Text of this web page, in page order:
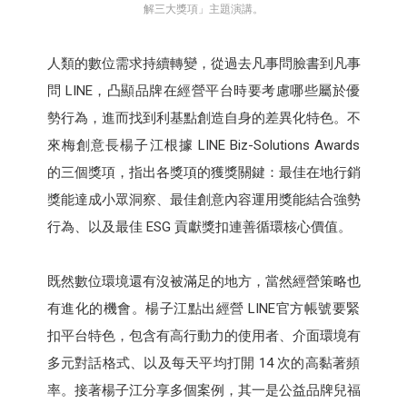
解三大獎項」主題演講。
人類的數位需求持續轉變，從過去凡事問臉書到凡事
問 LINE，凸顯品牌在經營平台時要考慮哪些屬於優
勢行為，進而找到利基點創造自身的差異化特色。不
來梅創意長楊子江根據 LINE Biz-Solutions Awards
的三個獎項，指出各獎項的獲獎關鍵：最佳在地行銷
獎能達成小眾洞察、最佳創意內容運用獎能結合強勢
行為、以及最佳 ESG 貢獻獎扣連善循環核心價值。
既然數位環境還有沒被滿足的地方，當然經營策略也
有進化的機會。楊子江點出經營 LINE官方帳號要緊
扣平台特色，包含有高行動力的使用者、介面環境有
多元對話格式、以及每天平均打開 14 次的高黏著頻
率。接著楊子江分享多個案例，其一是公益品牌兒福